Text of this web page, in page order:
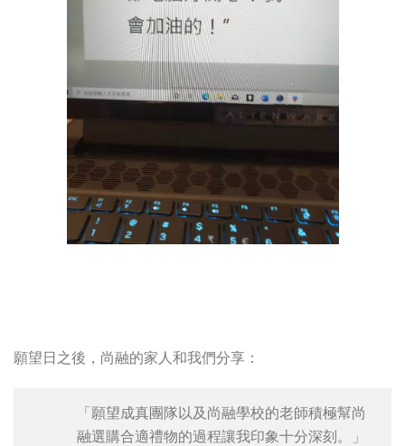
願望日之後，尚融的家人和我們分享：
「願望成真團隊以及尚融學校的老師積極幫尚
融選購合適禮物的過程讓我印象十分深刻。」